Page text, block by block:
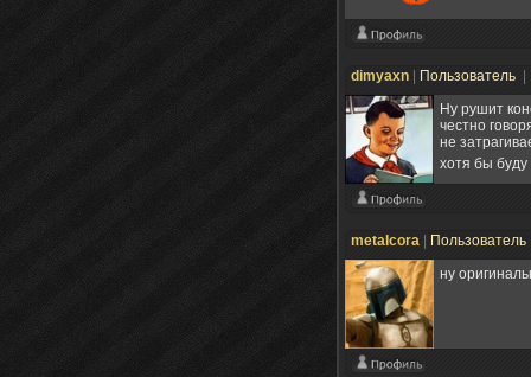
dimyaxn Пользователь
Ну рушит
честно
не
хотя бы буду
metalcora Пользователь
ну